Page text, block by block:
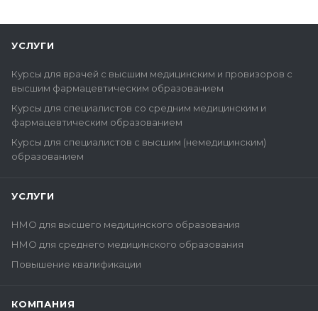
УСЛУГИ
Курсы для врачей с высшим медицинским и провизоров с
высшим фармацевтическим образованием
Курсы для специалистов со средним медицинским и
фармацевтическим образованием
Курсы для специалистов с высшим (немедицинским)
образованием
УСЛУГИ
НМО для высшего медицинского образования
НМО для среднего медицинского образования
Повышение квалификации
КОМПАНИЯ